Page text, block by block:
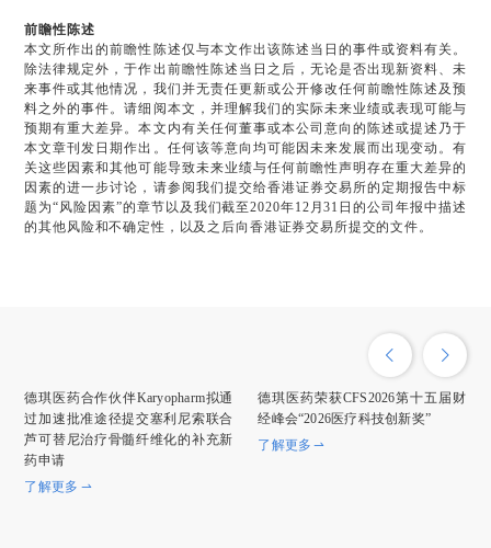
前瞻性陈述
本文所作出的前瞻性陈述仅与本文作出该陈述当日的事件或资料有关。
除法律规定外，于作出前瞻性陈述当日之后，无论是否出现新资料、未
来事件或其他情况，我们并无责任更新或公开修改任何前瞻性陈述及预
料之外的事件。请细阅本文，并理解我们的实际未来业绩或表现可能与
预期有重大差异。本文内有关任何董事或本公司意向的陈述或提述乃于
本文章刊发日期作出。任何该等意向均可能因未来发展而出现变动。有
关这些因素和其他可能导致未来业绩与任何前瞻性声明存在重大差异的
因素的进一步讨论，请参阅我们提交给香港证券交易所的定期报告中标
题为“风险因素”的章节以及我们截至2020年12月31日的公司年报中描述
的其他风险和不确定性，以及之后向香港证券交易所提交的文件。
德琪医药合作伙伴Karyopharm拟通
过加速批准途径提交塞利尼索联合
芦可替尼治疗骨髓纤维化的补充新
药申请
了解更多
德琪医药荣获CFS2026第十五届财
经峰会“2026医疗科技创新奖”
了解更多